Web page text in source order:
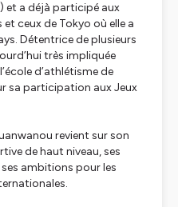
et a déjà participé aux
ceux de Tokyo où elle a
Détentrice de plusieurs
très impliquée
d’athlétisme de
sa participation aux Jeux
revient sur son
de haut niveau, ses
ambitions pour les